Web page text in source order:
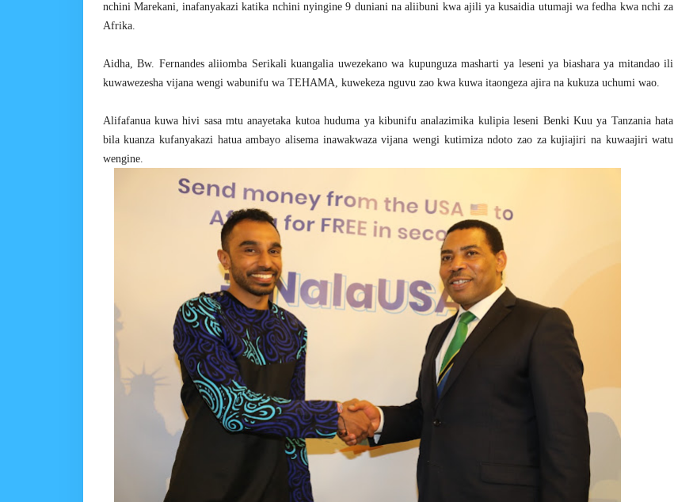
nchini Marekani, inafanyakazi katika nchini nyingine 9 duniani na aliibuni kwa ajili ya kusaidia utumaji wa fedha kwa nchi za
Afrika.
Aidha, Bw. Fernandes aliiomba Serikali kuangalia uwezekano wa kupunguza masharti ya leseni ya biashara ya mitandao ili
kuwawezesha vijana wengi wabunifu wa TEHAMA, kuwekeza nguvu zao kwa kuwa itaongeza ajira na kukuza uchumi wao.
Alifafanua kuwa hivi sasa mtu anayetaka kutoa huduma ya kibunifu analazimika kulipia leseni Benki Kuu ya Tanzania hata
bila kuanza kufanyakazi hatua ambayo alisema inawakwaza vijana wengi kutimiza ndoto zao za kujiajiri na kuwaajiri watu
wengine.